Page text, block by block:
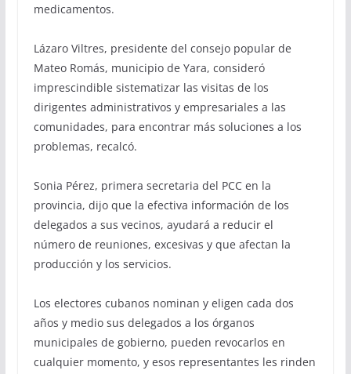
medicamentos.
Lázaro Viltres, presidente del consejo popular de
Mateo Romás, municipio de Yara, consideró
imprescindible sistematizar las visitas de los
dirigentes administrativos y empresariales a las
comunidades, para encontrar más soluciones a los
problemas, recalcó.
Sonia Pérez, primera secretaria del PCC en la
provincia, dijo que la efectiva información de los
delegados a sus vecinos, ayudará a reducir el
número de reuniones, excesivas y que afectan la
producción y los servicios.
Los electores cubanos nominan y eligen cada dos
años y medio sus delegados a los órganos
municipales de gobierno, pueden revocarlos en
cualquier momento, y esos representantes les rinden